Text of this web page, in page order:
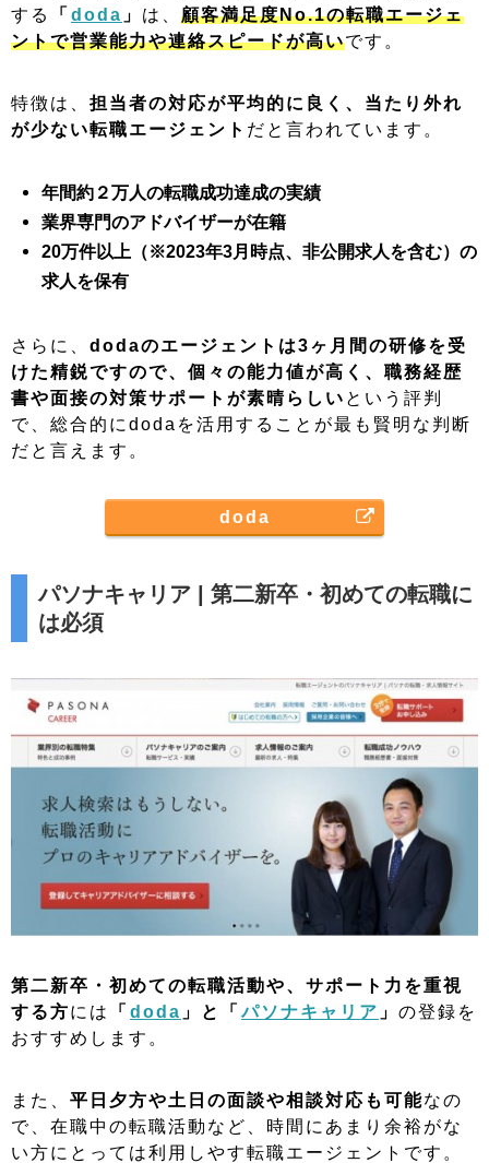
する
「 doda 」 は、 顧客満足度No.1の転職エージェ
ントで営業能力や連絡スピードが高いです。
特徴は、 担当者の対応が平均的に良く、当たり外れ
が少ない転職エージェント だと言われています。
年間約２万人の転職成功達成の実績
業界専門のアドバイザーが在籍
20万件以上（※2023年3月時点、非公開求人を含む）の
求人を保有
さらに、 dodaのエージェントは3ヶ月間の研修を受
けた精鋭ですので、個々の能力値が高く、職務経歴
書や面接の対策サポートが素晴らしい という評判
で、総合的にdodaを活用することが最も賢明な判断
だと言えます。
doda
パソナキャリア | 第二新卒・初めての転職に
は必須
第二新卒・ 初めての転職活動や、サポート力を重視
する方には 「 doda 」 と 「 パソナキャリア 」 の登録を
おすすめします。
また、 平日夕方や土日の面談や相談対応も可能なの
で、在職中の転職活動など、時間にあまり余裕がな
い方にとっては利用しやす転職エージェントです。